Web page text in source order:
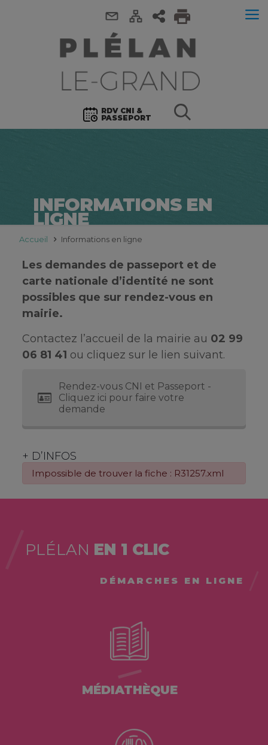
RDV CNI &
PASSEPORT
INFORMATIONS EN
LIGNE
Accueil Informations en ligne
Les demandes de passeport et de
carte nationale d’identité ne sont
possibles que sur rendez-vous en
mairie.
Contactez l’accueil de la mairie au 02 99
06 81 41 ou cliquez sur le lien suivant.
Rendez-vous CNI et Passeport -
Cliquez ici pour faire votre
demande
+ D’INFOS
Impossible de trouver la fiche : R31257.xml
PLÉLAN EN 1 CLIC
DÉMARCHES EN LIGNE
MÉDIATHÈQUE